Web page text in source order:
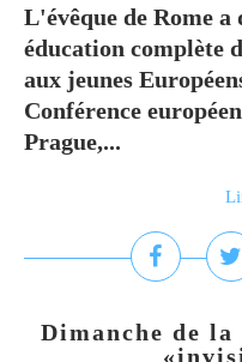
L'évêque de Rome a
éducation complète
aux jeunes
Conférence
Prague,...
Dimanche de